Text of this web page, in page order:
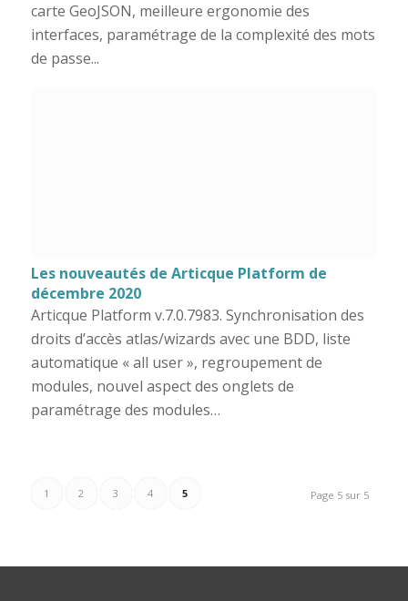
carte GeoJSON, meilleure ergonomie des
interfaces, paramétrage de la complexité des mots
de passe...
Les nouveautés de Articque Platform de
décembre 2020
Articque Platform v.7.0.7983. Synchronisation des
droits d’accès atlas/wizards avec une BDD, liste
automatique « all user », regroupement de
modules, nouvel aspect des onglets de
paramétrage des modules…
Page 5 sur 5
1 2 3 4 5